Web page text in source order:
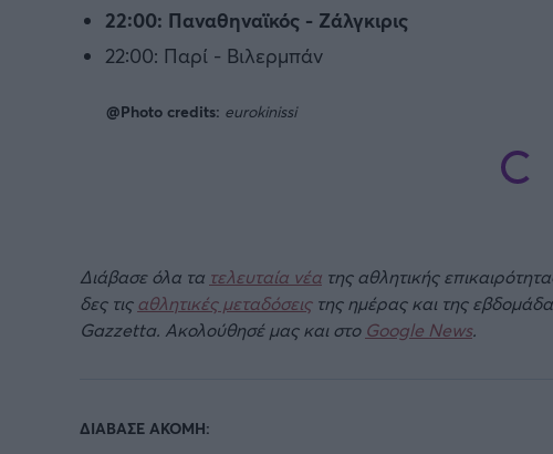
22:00: Παναθηναϊκός - Ζάλγκιρις
22:00: Παρί - Βιλερμπάν
@Photo credits: eurokinissi
Διάβασε όλα τα τελευταία νέα της αθλητικής
δες τιςαθλητικές μεταδόσειςτης ημέρας και της
Gazzetta. Ακολούθησέ μας και στο Google News.
ΔΙΑΒΑΣΕ ΑΚΟΜΗ: